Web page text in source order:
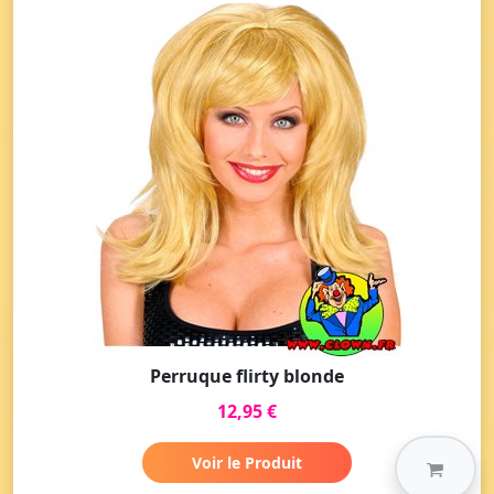
Perruque flirty blonde
12,95 €
Voir le Produit